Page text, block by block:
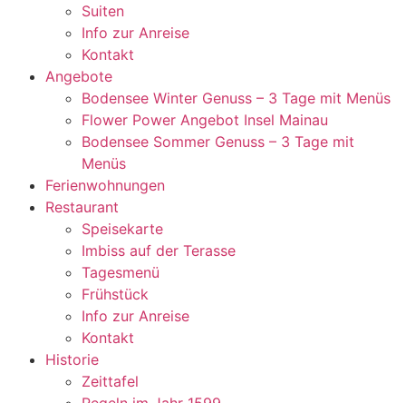
Suiten
Info zur Anreise
Kontakt
Angebote
Bodensee Winter Genuss – 3 Tage mit Menüs
Flower Power Angebot Insel Mainau
Bodensee Sommer Genuss – 3 Tage mit
Menüs
Ferienwohnungen
Restaurant
Speisekarte
Imbiss auf der Terasse
Tagesmenü
Frühstück
Info zur Anreise
Kontakt
Historie
Zeittafel